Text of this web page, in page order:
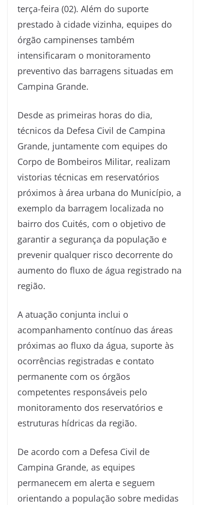
terça-feira (02). Além do suporte
prestado à cidade vizinha, equipes do
órgão campinenses também
intensificaram o monitoramento
preventivo das barragens situadas em
Campina Grande.
Desde as primeiras horas do dia,
técnicos da Defesa Civil de Campina
Grande, juntamente com equipes do
Corpo de Bombeiros Militar, realizam
vistorias técnicas em reservatórios
próximos à área urbana do Município, a
exemplo da barragem localizada no
bairro dos Cuités, com o objetivo de
garantir a segurança da população e
prevenir qualquer risco decorrente do
aumento do fluxo de água registrado na
região.
A atuação conjunta inclui o
acompanhamento contínuo das áreas
próximas ao fluxo da água, suporte às
ocorrências registradas e contato
permanente com os órgãos
competentes responsáveis pelo
monitoramento dos reservatórios e
estruturas hídricas da região.
De acordo com a Defesa Civil de
Campina Grande, as equipes
permanecem em alerta e seguem
orientando a população sobre medidas